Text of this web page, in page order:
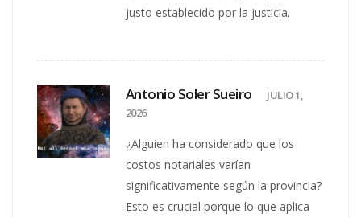
justo establecido por la justicia.
Antonio Soler Sueiro
JULIO 1,
2026
¿Alguien ha considerado que los
costos notariales varían
significativamente según la provincia?
Esto es crucial porque lo que aplica